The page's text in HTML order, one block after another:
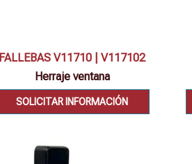
FALLEBAS V11710 | V117102
Herraje ventana
SOLICITAR INFORMACIÓN